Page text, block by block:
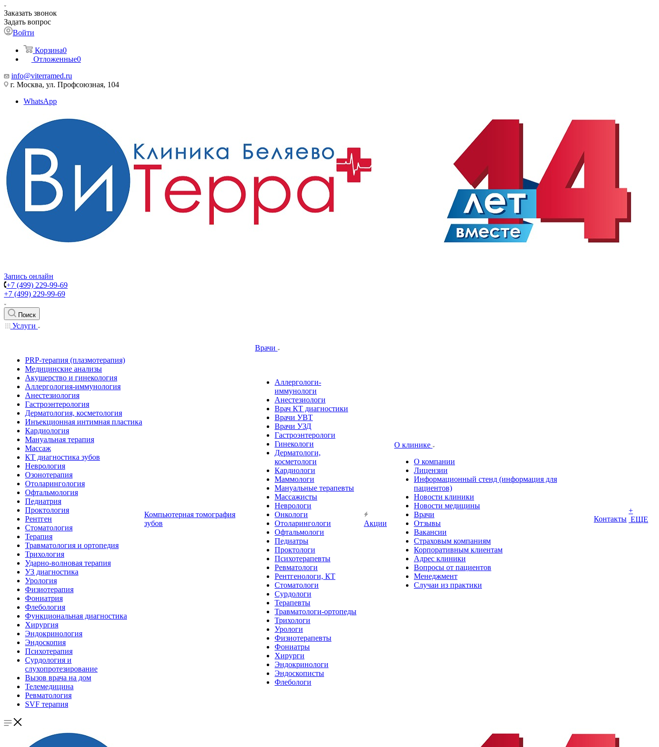
Заказать звонок
Задать вопрос
Войти
Корзина0
Отложенные0
info@viterramed.ru
г. Москва, ул. Профсоюзная, 104
WhatsApp
Запись онлайн
+7 (499) 229-99-69
+7 (499) 229-99-69
Поиск
Услуги
PRP-терапия (плазмотерапия)
Медицинские анализы
Акушерство и гинекология
Аллергология-иммунология
Анестезиология
Гастроэнтерология
Дерматология, косметология
Инъекционная интимная пластика
Кардиология
Мануальная терапия
Массаж
КТ диагностика зубов
Неврология
Озонотерапия
Отоларингология
Офтальмология
Педиатрия
Проктология
Рентген
Стоматология
Терапия
Травматология и ортопедия
Трихология
Ударно-волновая терапия
УЗ диагностика
Урология
Физиотерапия
Фониатрия
Флебология
Функциональная диагностика
Хирургия
Эндокринология
Эндоскопия
Психотерапия
Сурдология и
слухопротезирование
Вызов врача на дом
Телемедицина
Ревматология
SVF терапия
Компьютерная томография
зубов
Врачи
Аллергологи-
иммунологи
Анестезиологи
Врач КТ диагностики
Врачи УВТ
Врачи УЗД
Гастроэнтерологи
Гинекологи
Дерматологи,
косметологи
Кардиологи
Маммологи
Мануальные терапевты
Массажисты
Неврологи
Онкологи
Отоларингологи
Офтальмологи
Педиатры
Проктологи
Психотерапевты
Ревматологи
Рентгенологи, КТ
Стоматологи
Сурдологи
Терапевты
Травматологи-ортопеды
Трихологи
Урологи
Физиотерапевты
Фониатры
Хирурги
Эндокринологи
Эндоскописты
Флебологи
Акции
О клинике
О компании
Лицензии
Информационный стенд (информация для
пациентов)
Новости клиники
Новости медицины
Врачи
Отзывы
Вакансии
Страховым компаниям
Корпоративным клиентам
Адрес клиники
Вопросы от пациентов
Менеджмент
Случаи из практики
Контакты
+
ЕЩЕ